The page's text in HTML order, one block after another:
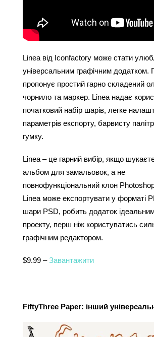
Linea від Iconfactory може стати
універсальним графічним додатком.
пропонує простий гарно складений
чорнило та маркер. Linea надає
початковий набір шарів, легке
параметрів експорту, барвисту
гумку.
Linea – це гарний вибір, якщо
альбом для замальовок, а не
повнофункціональний клон
Linea може експортувати у форматі
шари PSD, робить додаток
проекту, перш ніж користуватись
графічним редактором.
$9.99 – Завантажити
FiftyThree Paper: інший